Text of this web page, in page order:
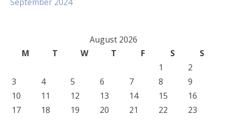
August 2026
M
T W T F S
S
1
2
3
4 5 6 7 8
9
10
11 12 13 14 15
16
17
18 19 20 21 22
23